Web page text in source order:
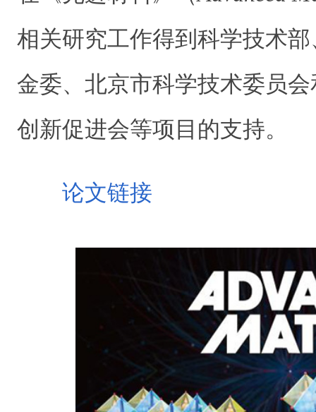
相关研究工作得到科学技术
金委、北京市科学技术委员
创新促进会等项目的支持。
论文链接